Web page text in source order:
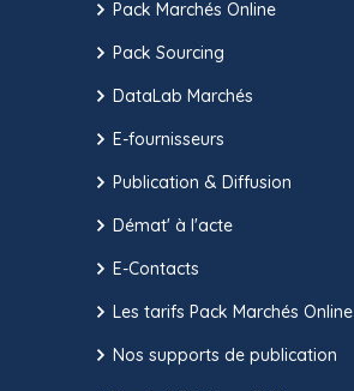
Pack Marchés Online
Pack Sourcing
DataLab Marchés
E-fournisseurs
Publication & Diffusion
Démat' à l'acte
E-Contacts
Les tarifs Pack Marchés Online
Nos supports de publication